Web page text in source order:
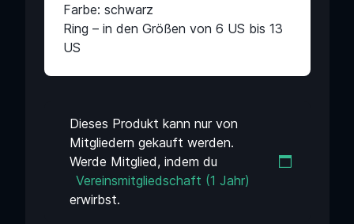
Farbe: schwarz
Ring – in den Größen von 6 US bis 13
US
Dieses Produkt kann nur von
Mitgliedern gekauft werden.
Werde Mitglied, indem du
Vereinsmitgliedschaft (1 Jahr)
erwirbst.